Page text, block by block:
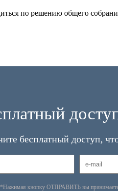
по решению общего
бесплатный доступ,
*Нажимая кнопку ОТПРАВИТЬ вы